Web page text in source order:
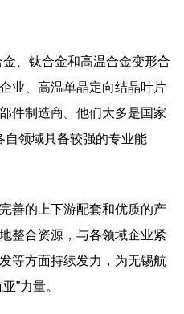
、钛合金和高温合金变形合
业、高温单晶定向结晶叶片
件制造商。他们大多是国家
自领域具备较强的专业能
的上下游配套和优质的产
整合资源，与各领域企业紧
等方面持续发力，为无锡航
”力量。